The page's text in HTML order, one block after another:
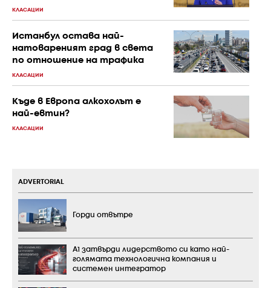
КЛАСАЦИИ
Истанбул остава най-
натовареният град в света
по отношение на трафика
КЛАСАЦИИ
Къде в Европа алкохолът е
най-евтин?
КЛАСАЦИИ
ADVERTORIAL
Горди отвътре
А1 затвърди лидерството си като най-
голямата технологична компания и
системен интегратор